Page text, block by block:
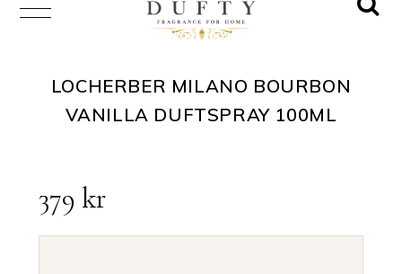
LOCHERBER MILANO BOURBON
VANILLA DUFTSPRAY 100ML
379 kr